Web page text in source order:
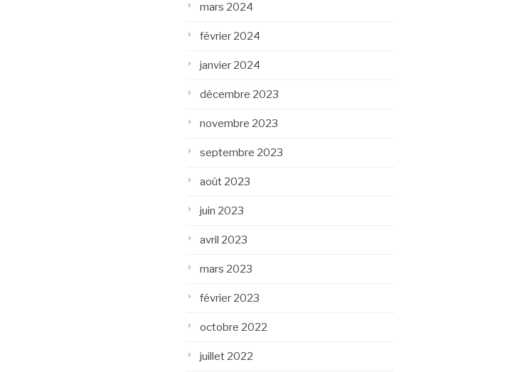
mars 2024
février 2024
janvier 2024
décembre 2023
novembre 2023
septembre 2023
août 2023
juin 2023
avril 2023
mars 2023
février 2023
octobre 2022
juillet 2022